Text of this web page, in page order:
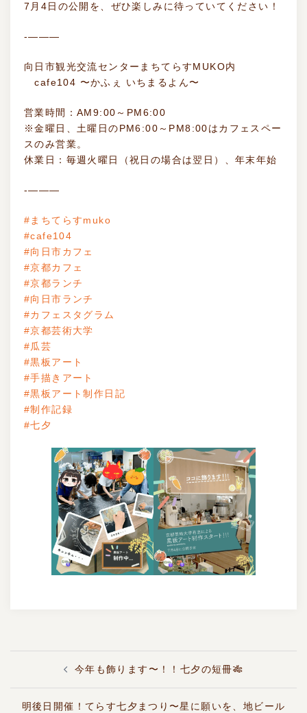
7月4日の公開を、ぜひ楽しみに待っていてください！
-———
向日市観光交流センターまちてらすMUKO内
cafe104 〜かふぇ いちまるよん〜
営業時間：AM9:00～PM6:00
※金曜日、土曜日のPM6:00～PM8:00はカフェスペー
スのみ営業。
休業日：毎週火曜日（祝日の場合は翌日）、年末年始
-———
#まちてらすmuko
#cafe104
#向日市カフェ
#京都カフェ
#京都ランチ
#向日市ランチ
#カフェスタグラム
#京都芸術大学
#瓜芸
#黒板アート
#手描きアート
#黒板アート制作日記
#制作記録
#七夕
ナ
今年も飾ります〜！！七夕の短冊🎋
明後日開催！てらす七夕まつり〜星に願いを、地ビール